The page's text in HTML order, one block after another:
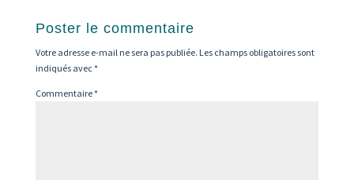
Poster le commentaire
Votre adresse e-mail ne sera pas publiée. Les champs obligatoires sont
indiqués avec*
Commentaire*